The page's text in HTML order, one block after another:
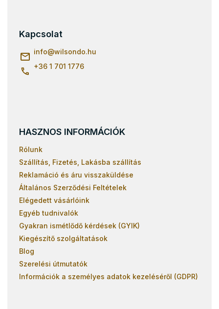
Kapcsolat
info@wilsondo.hu
+36 1 701 1776
HASZNOS INFORMÁCIÓK
Rólunk
Szállítás, Fizetés, Lakásba szállítás
Reklamáció és áru visszaküldése
Általános Szerződési Feltételek
Elégedett vásárlóink
Egyéb tudnivalók
Gyakran ismétlődő kérdések (GYIK)
Kiegészítő szolgáltatások
Blog
Szerelési útmutatók
Információk a személyes adatok kezeléséről (GDPR)